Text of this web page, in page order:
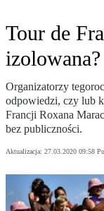
Tour de
izolowana?
Organizatorzy
odpowiedzi, czy lub
Francji Roxana
bez publiczności.
Aktualizacja: 27.03.2020 09:58